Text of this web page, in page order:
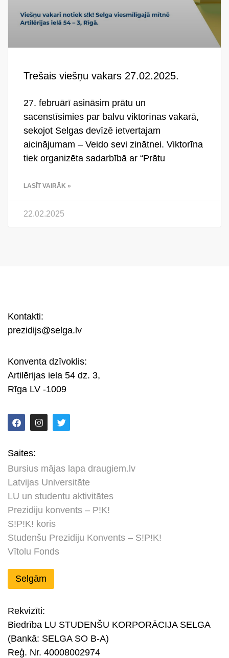
Trešais viešņu vakars 27.02.2025.
27. februārī asināsim prātu un
sacenstīsimies par balvu viktorīnas vakarā,
sekojot Selgas devīzē ietvertajam
aicinājumam – Veido sevi zinātnei. Viktorīna
tiek organizēta sadarbībā ar “Prātu
LASĪT VAIRĀK »
22.02.2025
Kontakti:
prezidijs@selga.lv
Konventa dzīvoklis:
Artilērijas iela 54 dz. 3,
Rīga LV -1009
Saites:
Bursius mājas lapa draugiem.lv
Latvijas Universitāte
LU un studentu aktivitātes
Prezidiju konvents – P!K!
S!P!K! koris
Studenšu Prezidiju Konvents – S!P!K!
Vītolu Fonds
Selgām
Rekvizīti:
Biedrība LU STUDENŠU KORPORĀCIJA SELGA
(Bankā: SELGA SO B-A)
Reģ. Nr. 40008002974